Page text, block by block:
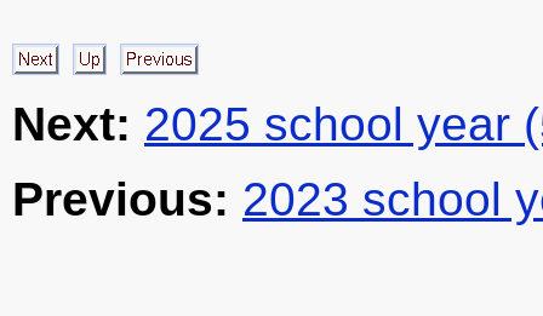
Next: 2025 school year
Previous: 2023 school